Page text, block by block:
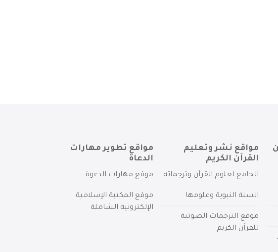
مواقع نشر وتعليم
القرآن الكريم
الجامع لعلوم القرآن وترجماته
السنة النبوية وعلومها
موقع الترجمات الصوتية
للقرآن الكريم
مواقع تطوير مهارات
الدعاة
موقع مهارات الدعوة
موقع المكتبة الإسلامية
الإلكترونية الشاملة